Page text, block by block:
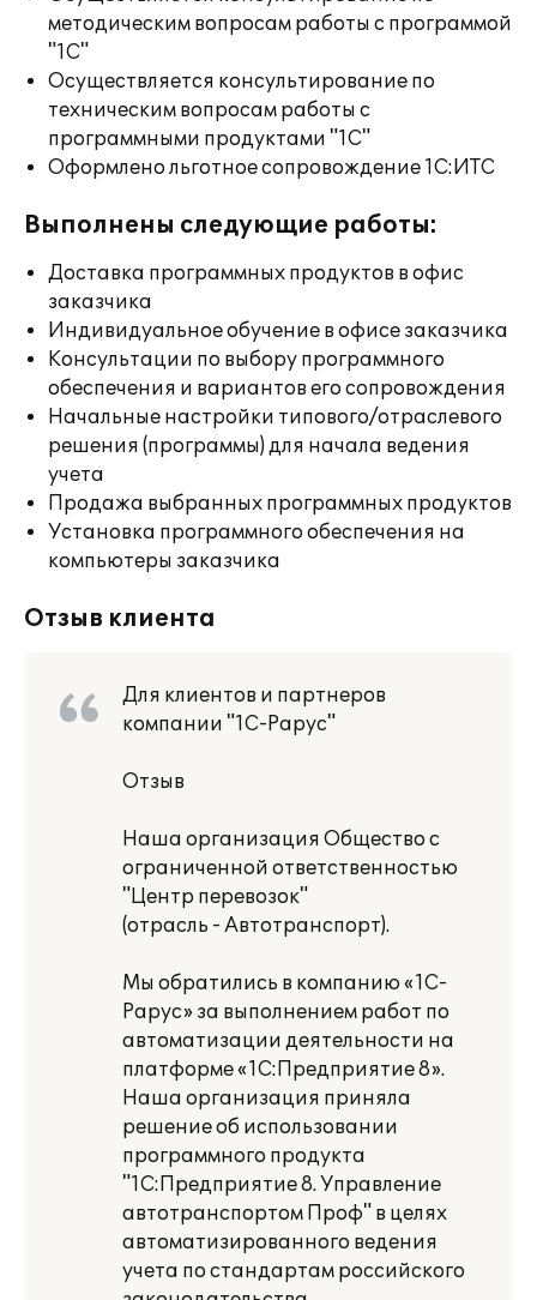
методическим вопросам работы с программой
"1С"
Осуществляется консультирование по
техническим вопросам работы с
программными продуктами "1С"
Оформлено льготное сопровождение 1С:ИТС
Выполнены следующие работы:
Доставка программных продуктов в офис
заказчика
Индивидуальное обучение в офисе заказчика
Консультации по выбору программного
обеспечения и вариантов его сопровождения
Начальные настройки типового/отраслевого
решения (программы) для начала ведения
учета
Продажа выбранных программных продуктов
Установка программного обеспечения на
компьютеры заказчика
Отзыв клиента
Для клиентов и партнеров
компании "1С-Рарус"
Отзыв
Наша организация Общество с
ограниченной ответственностью
"Центр перевозок"
(отрасль - Автотранспорт).
Мы обратились в компанию «1С-
Рарус» за выполнением работ по
автоматизации деятельности на
платформе «1С:Предприятие 8».
Наша организация приняла
решение об использовании
программного продукта
"1С:Предприятие 8. Управление
автотранспортом Проф" в целях
автоматизированного ведения
учета по стандартам российского